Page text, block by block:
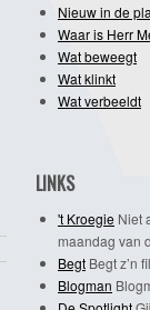
Nieuw in de
Waar is Herr
Wat beweegt
Wat klinkt
Wat verbeeldt
LINKS
't Kroegie Niet
maandag van
Begt Begt z’n
Blogman